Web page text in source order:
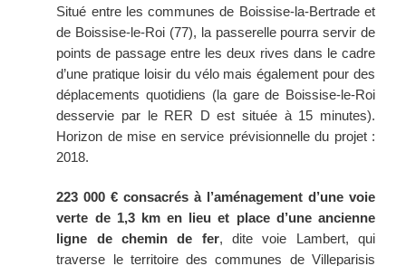
Situé entre les communes de Boissise-la-Bertrade et
de Boissise-le-Roi (77), la passerelle pourra servir de
points de passage entre les deux rives dans le cadre
d’une pratique loisir du vélo mais également pour des
déplacements quotidiens (la gare de Boissise-le-Roi
desservie par le RER D est située à 15 minutes).
Horizon de mise en service prévisionnelle du projet :
2018.
223 000 € consacrés à l’aménagement d’une voie
verte de 1,3 km en lieu et place d’une ancienne
ligne de chemin de fer, dite voie Lambert, qui
traverse le territoire des communes de Villeparisis